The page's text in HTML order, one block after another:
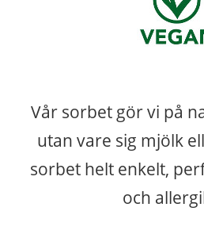
Vår sorbet gör vi på
utan vare sig mjölk
sorbet helt enkelt,
och